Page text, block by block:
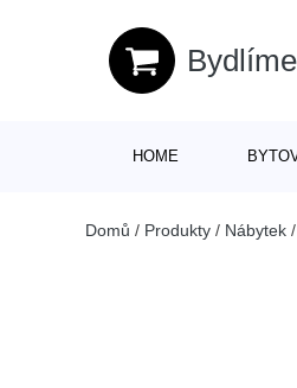
HOME
Domů / Produkty / Nábytek /